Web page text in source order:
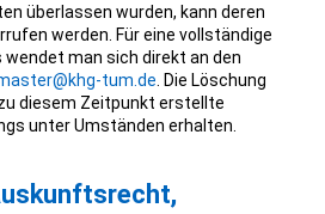
überlassen wurden, kann deren
werden. Für eine vollständige
wendet man sich direkt an den
tum.de . Die Löschung
diesem Zeitpunkt erstellte
unter Umständen erhalten.